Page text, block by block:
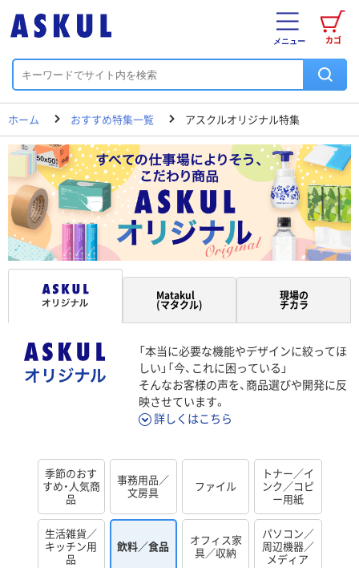
カゴ
メニュー
ホーム おすすめ特集一覧 アスクルオリジナル特集
Matakul
(マタクル)
現場の
チカラ
「本当に必要な機能やデザインに絞ってほ
しい」「今、これに困っている」
そんなお客様の声を、商品選びや開発に反
映させています。
詳しくはこちら
季節のおす
すめ・人気商
品
事務用品／
文房具
ファイル
トナー／イ
ンク／コピ
ー用紙
生活雑貨／
キッチン用
品
飲料／食品
オフィス家
具／収納
パソコン／
周辺機器／
メディア